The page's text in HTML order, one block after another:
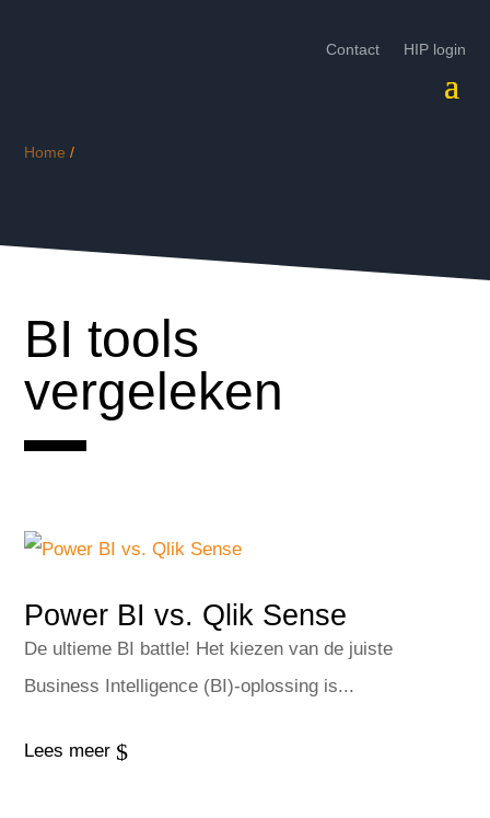
Contact HIP login
Home /
BI tools
vergeleken
Power BI vs. Qlik Sense
De ultieme BI battle! Het kiezen van de juiste
Business Intelligence (BI)-oplossing is...
Lees meer $